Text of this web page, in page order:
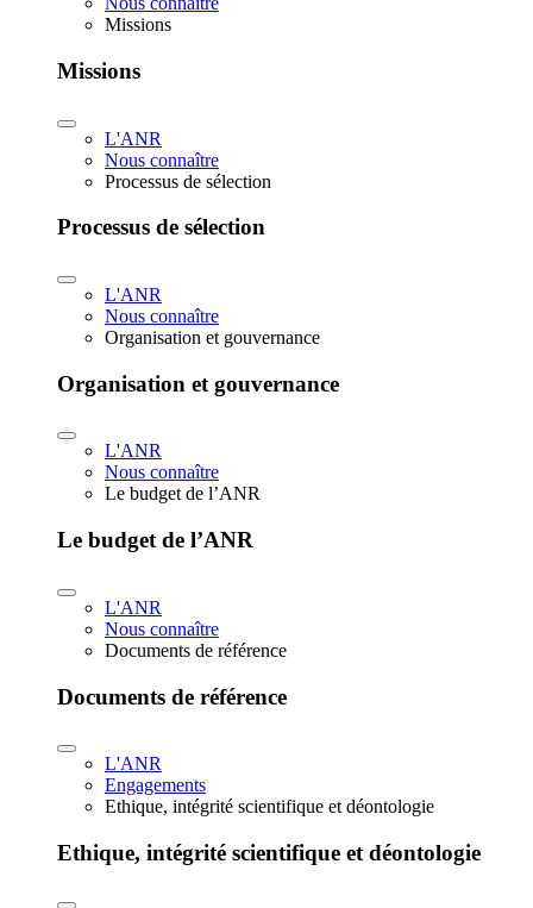
Missions
Missions
L'ANR
Nous connaître
Processus de sélection
Processus de sélection
L'ANR
Nous connaître
Organisation et gouvernance
Organisation et gouvernance
L'ANR
Nous connaître
Le budget de l’ANR
Le budget de l’ANR
L'ANR
Nous connaître
Documents de référence
Documents de référence
L'ANR
Engagements
Ethique, intégrité scientifique et déontologie
Ethique, intégrité scientifique et déontologie